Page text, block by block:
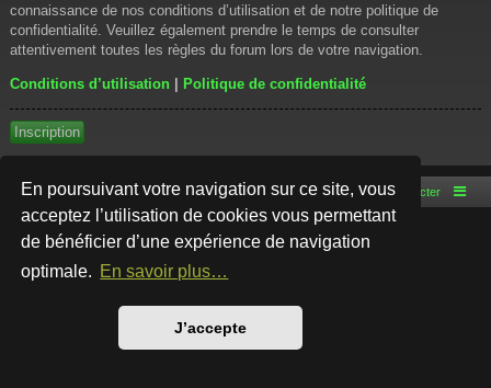
En poursuivant votre navigation sur ce site, vous
acceptez l’utilisation de cookies vous permettant
de bénéficier d’une expérience de navigation
optimale. En savoir plus…
J’accepte
connaissance de nos conditions d’utilisation et de notre politique de
confidentialité. Veuillez également prendre le temps de consulter
attentivement toutes les règles du forum lors de votre navigation.
Conditions d’utilisation | Politique de confidentialité
Inscription
Accueil du forum Nous contacter
Développé parphpBB® Forum Software © phpBB Limited
Style par
Traduction française officielle